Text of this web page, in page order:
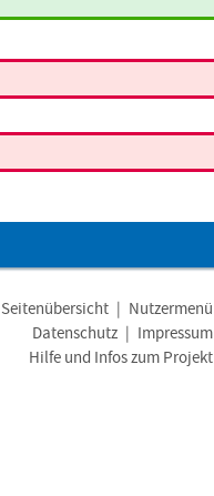
Seitenübersicht
Nutzermenü
Datenschutz
Impressum
Hilfe und Infos zum Projekt